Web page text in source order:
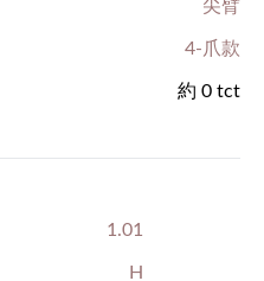
尖臂
4-爪款
約 0 tct
1.01
H